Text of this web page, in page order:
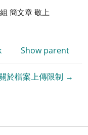
敬上
Show parent
於檔案上傳限制 →